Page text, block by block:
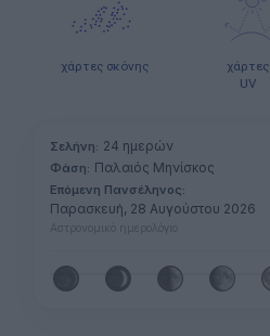
χάρτες σκόνης
χάρτες
UV
Σελήνη: 24 ημερών
Φάση: Παλαιός Μηνίσκος
Επόμενη Πανσέληνος:
Παρασκευή, 28 Αυγούστου 2026
Αστρονομικό ημερολόγιο